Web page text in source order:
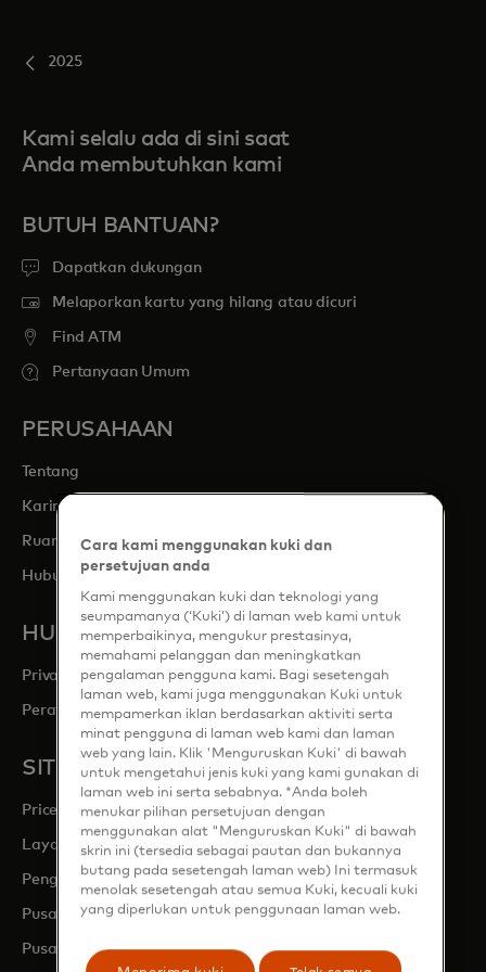
Untuk dunia
Berita dan tren
2025
Kami selalu ada di sini saat
Anda membutuhkan kami
BUTUH BANTUAN?
Dapatkan dukungan
Melaporkan kartu yang hilang atau dicuri
Find ATM
Pertanyaan Umum
PERUSAHAAN
Tentang
Kariropens in a new tab
Ruang Berita opens in a new tab
Hubungan Investor opens in a new tab
HUKUM & PRIVASI
Privasi & Tanggung Jawab Data
Peraturan Perusahaan yang Mengikat (BCR)
SITUS MASTERCARD
Priceless.comopens in a new tab
Layanan Mastercard opens in a new tab
Pengembang Mastercardopens in a new tab
Pusat Pemasaran Mastercardopens in a new tab
Pusat Pertumbuhan Inklusifopens in a new tab
Cara kami menggunakan kuki dan
persetujuan anda
Kami menggunakan kuki dan teknologi yang
seumpamanya (‘Kuki’) di laman web kami untuk
memperbaikinya, mengukur prestasinya,
memahami pelanggan dan meningkatkan
pengalaman pengguna kami. Bagi sesetengah
laman web, kami juga menggunakan Kuki untuk
mempamerkan iklan berdasarkan aktiviti serta
minat pengguna di laman web kami dan laman
web yang lain. Klik 'Menguruskan Kuki' di bawah
untuk mengetahui jenis kuki yang kami gunakan di
laman web ini serta sebabnya. *Anda boleh
menukar pilihan persetujuan dengan
menggunakan alat "Menguruskan Kuki" di bawah
skrin ini (tersedia sebagai pautan dan bukannya
butang pada sesetengah laman web) Ini termasuk
menolak sesetengah atau semua Kuki, kecuali kuki
yang diperlukan untuk penggunaan laman web.